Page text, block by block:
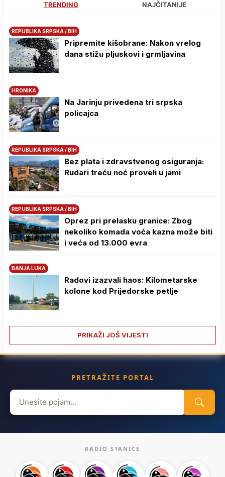
TRENDING NAJČITANIJE
REPUBLIKA SRPSKA / BIH
Pripremite kišobrane: Nakon vrelog
dana stižu pljuskovi i grmljavina
HRONIKA
Na Јarinju privedena tri srpska
policajca
REPUBLIKA SRPSKA / BIH
Bez plata i zdravstvenog osiguranja:
Rudari treću noć proveli u jami
REPUBLIKA SRPSKA / BIH
Oprez pri prelasku granice: Zbog
nekoliko komada voća kazna može biti
i veća od 13.000 evra
BANJA LUKA
Radovi izazvali haos: Kilometarske
kolone kod Prijedorske petlje
PRIKAŽI JOŠ VIJESTI
PRETRAŽITE PORTAL
Search
for:
RADIO STANICE